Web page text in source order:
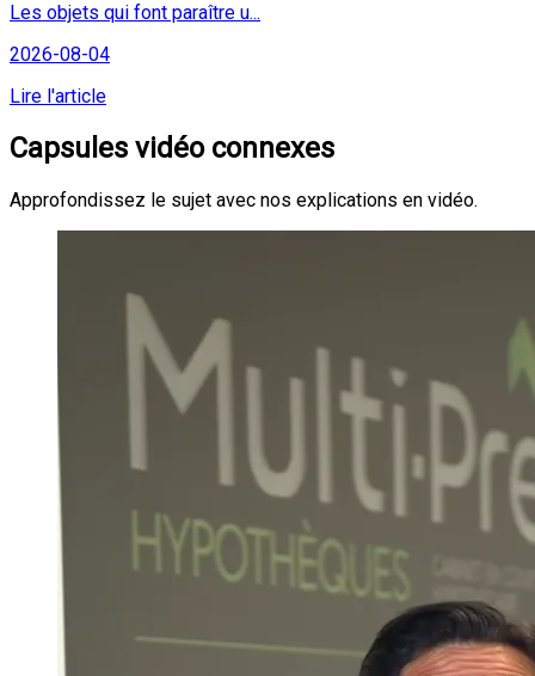
Les objets qui font paraître u...
2026-08-04
Lire l'article
Capsules vidéo connexes
Approfondissez le sujet avec nos explications en vidéo.